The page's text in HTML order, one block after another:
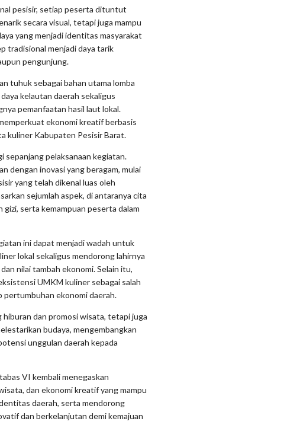
pesisir, setiap peserta dituntut
secara visual, tetapi juga mampu
yang menjadi identitas masyarakat
tradisional menjadi daya tarik
pengunjung.
tuhuk sebagai bahan utama lomba
kelautan daerah sekaligus
pemanfaatan hasil laut lokal.
ekonomi kreatif berbasis
kuliner Kabupaten Pesisir Barat.
pelaksanaan kegiatan.
dengan inovasi yang beragam, mulai
yang telah dikenal luas oleh
sejumlah aspek, di antaranya cita
serta kemampuan peserta dalam
ini dapat menjadi wadah untuk
lokal sekaligus mendorong lahirnya
nilai tambah ekonomi. Selain itu,
UMKM kuliner sebagai salah
ekonomi daerah.
dan promosi wisata, tetapi juga
budaya, mengembangkan
unggulan daerah kepada
VI kembali menegaskan
dan ekonomi kreatif yang mampu
daerah, serta mendorong
dan berkelanjutan demi kemajuan